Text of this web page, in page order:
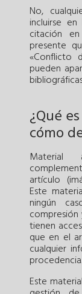
No,
incluirse
citación
presente
«Conflicto
pueden
¿Qué
cómo
Material
artículo
Este
ningún
compresión
tienen
que en el
cualquier
procedencia.
Este